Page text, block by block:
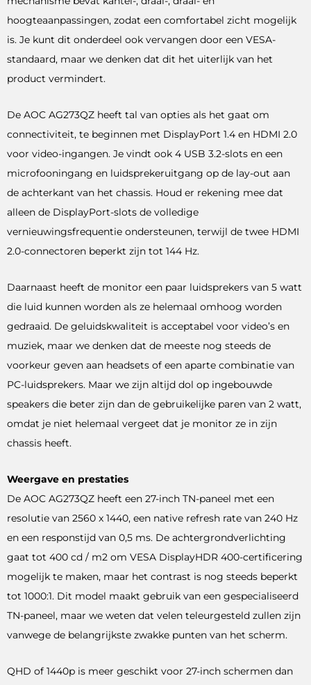
hoogteaanpassingen, zodat een comfortabel zicht mogelijk
is. Je kunt dit onderdeel ook vervangen door een VESA-
standaard, maar we denken dat dit het uiterlijk van het
product vermindert.
De AOC AG273QZ heeft tal van opties als het gaat om
connectiviteit, te beginnen met DisplayPort 1.4 en HDMI 2.0
voor video-ingangen. Je vindt ook 4 USB 3.2-slots en een
microfooningang en luidsprekeruitgang op de lay-out aan
de achterkant van het chassis. Houd er rekening mee dat
alleen de DisplayPort-slots de volledige
vernieuwingsfrequentie ondersteunen, terwijl de twee HDMI
2.0-connectoren beperkt zijn tot 144 Hz.
Daarnaast heeft de monitor een paar luidsprekers van 5 watt
die luid kunnen worden als ze helemaal omhoog worden
gedraaid. De geluidskwaliteit is acceptabel voor video’s en
muziek, maar we denken dat de meeste nog steeds de
voorkeur geven aan headsets of een aparte combinatie van
PC-luidsprekers. Maar we zijn altijd dol op ingebouwde
speakers die beter zijn dan de gebruikelijke paren van 2 watt,
omdat je niet helemaal vergeet dat je monitor ze in zijn
chassis heeft.
Weergave en prestaties
De AOC AG273QZ heeft een 27-inch TN-paneel met een
resolutie van 2560 x 1440, een native refresh rate van 240 Hz
en een responstijd van 0,5 ms. De achtergrondverlichting
gaat tot 400 cd / m2 om VESA DisplayHDR 400-certificering
mogelijk te maken, maar het contrast is nog steeds beperkt
tot 1000:1. Dit model maakt gebruik van een gespecialiseerd
TN-paneel, maar we weten dat velen teleurgesteld zullen zijn
vanwege de belangrijkste zwakke punten van het scherm.
QHD of 1440p is meer geschikt voor 27-inch schermen dan